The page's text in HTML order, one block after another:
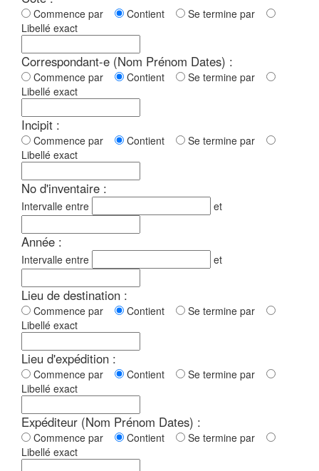
Commence par Contient
Se termine par
Libellé exact
Correspondant-e (Nom Prénom Dates) :
Commence par Contient
Se termine par
Libellé exact
Incipit :
Commence par Contient
Se termine par
Libellé exact
No d'inventaire :
Intervalle entre et
Année :
Intervalle entre et
Lieu de destination :
Commence par Contient
Se termine par
Libellé exact
Lieu d'expédition :
Commence par Contient
Se termine par
Libellé exact
Expéditeur (Nom Prénom Dates) :
Commence par Contient
Se termine par
Libellé exact